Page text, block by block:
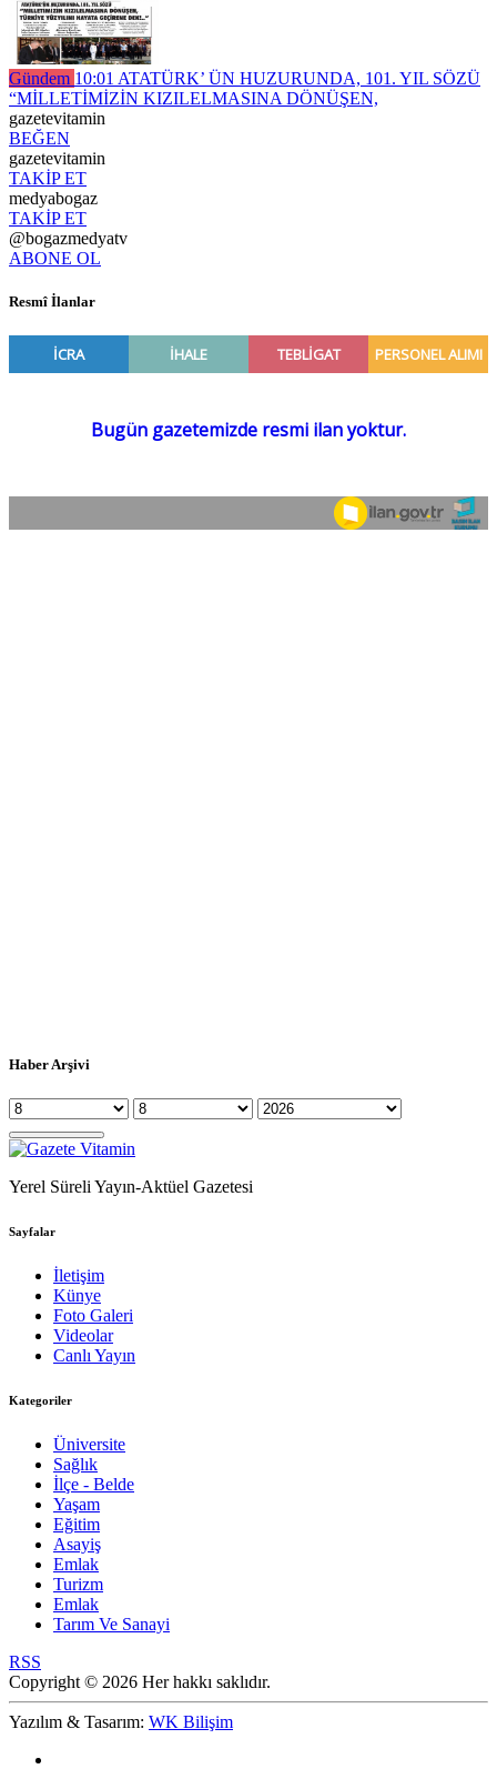
Gündem 10:01 ATATÜRK’ ÜN HUZURUNDA, 101. YIL SÖZÜ
“MİLLETİMİZİN KIZILELMASINA DÖNÜŞEN,
gazetevitamin
BEĞEN
gazetevitamin
TAKİP ET
medyabogaz
TAKİP ET
@bogazmedyatv
ABONE OL
Resmî İlanlar
Haber Arşivi
Yerel Süreli Yayın-Aktüel Gazetesi
Sayfalar
İletişim
Künye
Foto Galeri
Videolar
Canlı Yayın
Kategoriler
Üniversite
Sağlık
İlçe - Belde
Yaşam
Eğitim
Asayiş
Emlak
Turizm
Emlak
Tarım Ve Sanayi
RSS
Copyright © 2026 Her hakkı saklıdır.
Yazılım & Tasarım: WK Bilişim